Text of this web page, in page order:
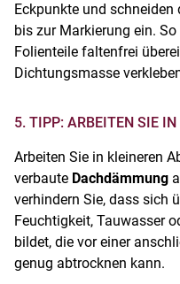
Eckpunkte und
bis zur Markierung ein.
Folienteile faltenfrei
Dichtungsmasse
5. TIPP: ARBEITEN SIE
Arbeiten Sie in kleineren
verbaute Dachdämmung
verhindern Sie, dass sich
Feuchtigkeit, Tauwasser
bildet, die vor einer
genug abtrocknen kann.